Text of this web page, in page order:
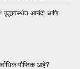
वृद्धावस्थेत आनंदी आणि
पौष्टिक आहे?